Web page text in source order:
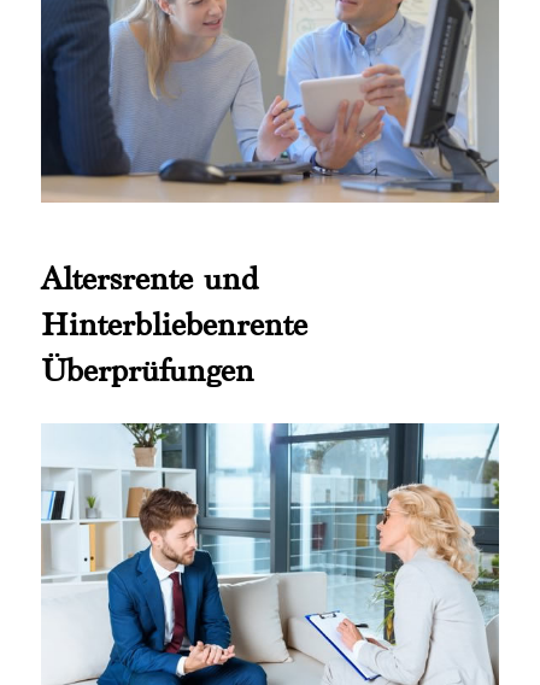
Altersrente und
Hinterbliebenrente
Überprüfungen